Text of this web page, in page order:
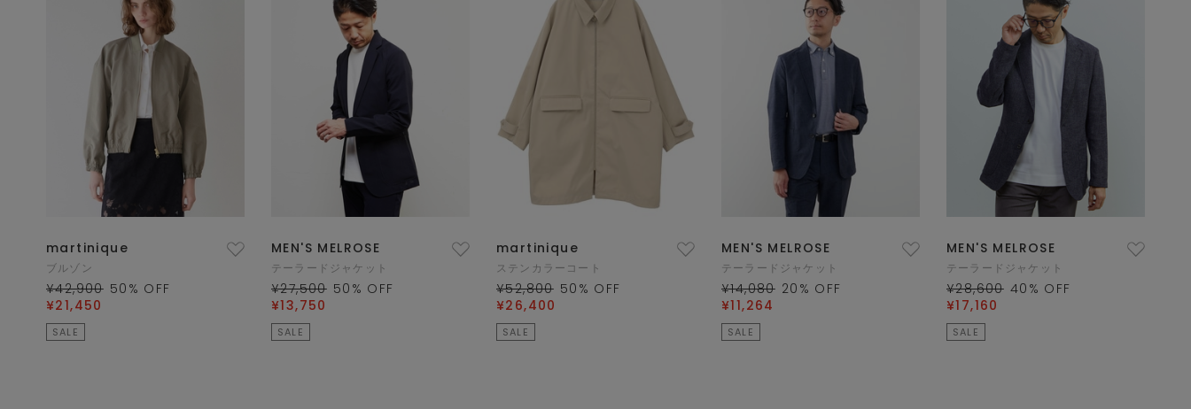
martinique
ブルゾン
¥42,900 50 % OFF
¥21,450
SALE
MEN'S MELROSE
テーラードジャケット
¥27,500 50 % OFF
¥13,750
SALE
martinique
ステンカラーコート
¥52,800 50 % OFF
¥26,400
SALE
MEN'S MELROSE
テーラードジャケット
¥14,080 20 % OFF
¥11,264
SALE
MEN'S MELROSE
テーラードジャケット
¥28,600 40 % OFF
¥17,160
SALE